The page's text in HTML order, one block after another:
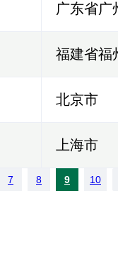
广东省广
福建省福
北京市
上海市
7 8 9 10